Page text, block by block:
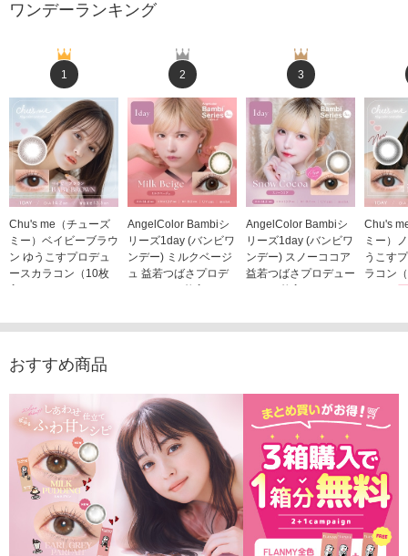
ワンデーランキング
1
Chu's me（チューズ
ミー）ベイビーブラウ
ン ゆうこすプロデュ
ースカラコン（10枚
2
AngelColor Bambiシ
リーズ1day (バンビワ
ンデー) ミルクベージ
ュ 益若つばさプロデ
3
AngelColor Bambiシ
リーズ1day (バンビワ
ンデー) スノーココア
益若つばさプロデュー
Chu's
ミー）
うこす
ラコン
おすすめ商品